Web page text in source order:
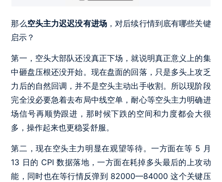
那么空头主力迟迟没有进场 ，对后续行情到底有哪些关键
启示？
第一，空头大部队还没真正下场，就说明真正意义上的集
中砸盘压根还没开始。现在盘面的回落，只是多头上攻乏
力后的自然回调，并不是空头主动出手收割。所以现阶段
完全没必要急着去布局中线空单，耐心等空头主力明确进
场信号再顺势跟进，那时候下跌的空间和力度都会大很
多，操作起来也更稳妥舒服。
第二，现在空头主力明显在观望等待。一方面在等 5 月
13 日的 CPI 数据落地，一方面在耗掉多头最后的上攻动
能，同时也在等行情反弹到 82000—84000 这个关键压